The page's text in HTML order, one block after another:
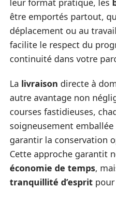
leur format pratique, les
être emportés partout,
déplacement ou au
facilite le respect du
continuité dans votre
La livraison directe à
autre avantage non
courses fastidieuses,
soigneusement
garantir la conservation
Cette approche garantit
économie de temps,
tranquillité d’esprit